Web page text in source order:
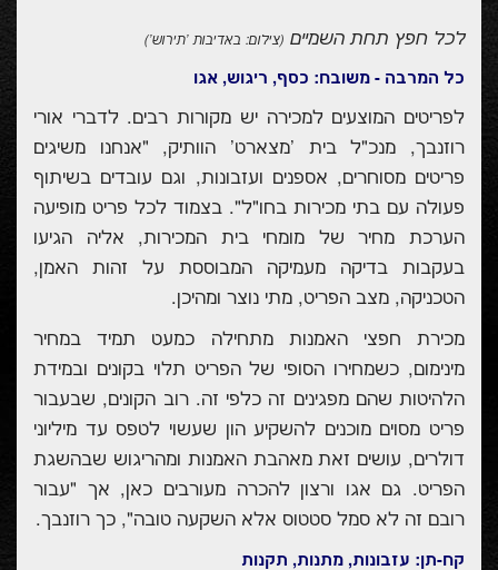
לכל חפץ תחת השמיים (צילום: באדיבות 'תירוש')
כל המרבה - משובח: כסף, ריגוש, אגו
לפריטים המוצעים למכירה יש מקורות רבים. לדברי אורי
רוזנבך, מנכ"ל בית 'מצארט' הוותיק, "אנחנו משיגים
פריטים מסוחרים, אספנים ועזבונות, וגם עובדים בשיתוף
פעולה עם בתי מכירות בחו"ל". בצמוד לכל פריט מופיעה
הערכת מחיר של מומחי בית המכירות, אליה הגיעו
בעקבות בדיקה מעמיקה המבוססת על זהות האמן,
הטכניקה, מצב הפריט, מתי נוצר ומהיכן.
מכירת חפצי האמנות מתחילה כמעט תמיד במחיר
מינימום, כשמחירו הסופי של הפריט תלוי בקונים ובמידת
הלהיטות שהם מפגינים זה כלפי זה. רוב הקונים, שבעבור
פריט מסוים מוכנים להשקיע הון שעשוי לטפס עד מיליוני
דולרים, עושים זאת מאהבת האמנות ומהריגוש שבהשגת
הפריט. גם אגו ורצון להכרה מעורבים כאן, אך "עבור
רובם זה לא סמל סטטוס אלא השקעה טובה", כך רוזנבך.
קח-תן: עזבונות, מתנות, תקנות